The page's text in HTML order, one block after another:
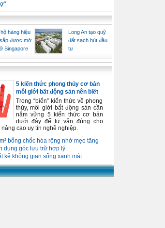
hàng hiệu
được mở
Singapore
Long An tạo quỹ
đất sạch hút đầu
tư
5 kiến thức phong thủy cơ bản
môi giới bất động sản nên biết
Trong “biển” kiến thức về phong
thủy, môi giới bất động sản cần
nắm vững 5 kiến thức cơ bản
dưới đây để tư vấn đúng cho
nâng cao uy tín nghề nghiệp.
bỗng chốc hóa rộng nhờ mẹo tăng
dụng góc lưu trữ hợp lý
kế không gian sống xanh mát